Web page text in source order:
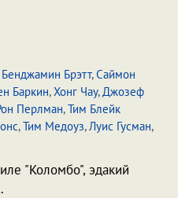
Бенджамин Брэтт,Саймон
Баркин,Хонг Чау,Джозеф
Перлман,Тим Блейк
,Тим Медоуз,Луис Гусман,
"Коломбо", эдакий